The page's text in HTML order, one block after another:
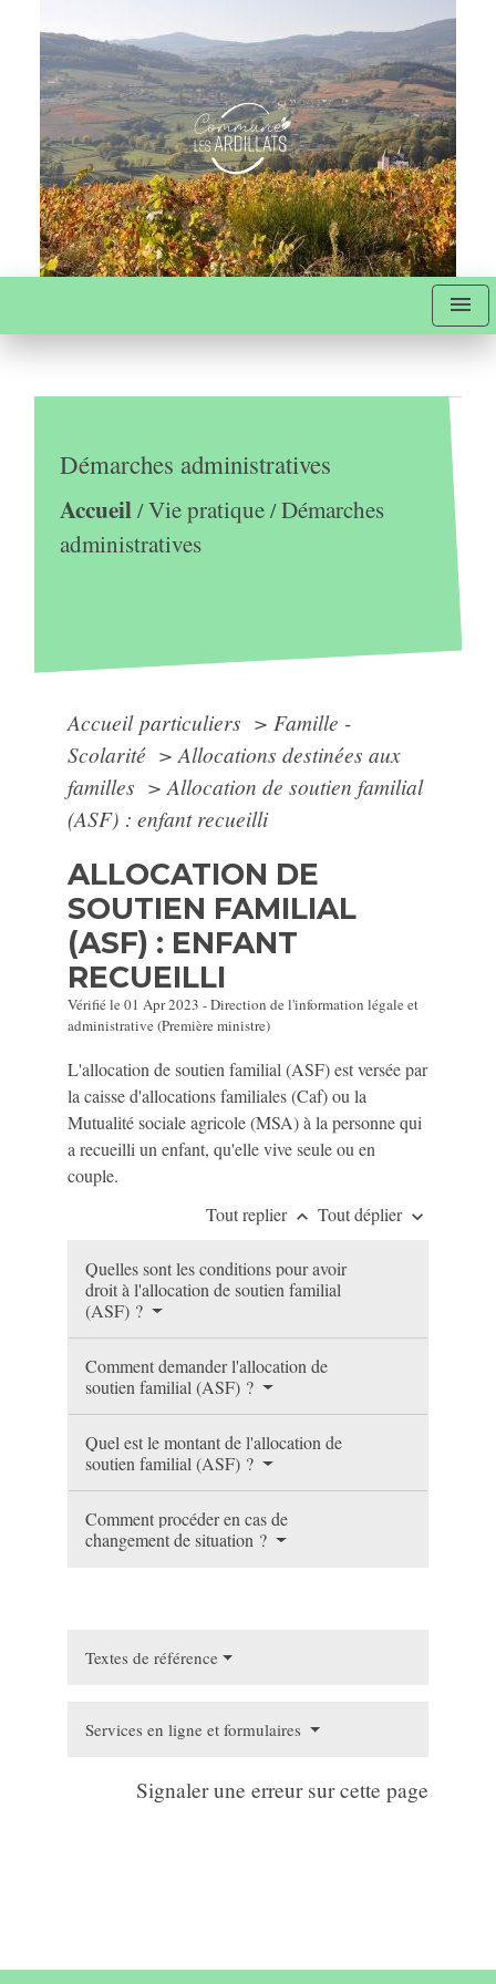
menu
Démarches administratives
Accueil/Vie pratique/Démarches
administratives
Accueil particuliers > Famille -
Scolarité > Allocations destinées aux
familles > Allocation de soutien familial
(ASF) : enfant recueilli
ALLOCATION DE
SOUTIEN FAMILIAL
(ASF) : ENFANT
RECUEILLI
Vérifié le 01 Apr 2023 - Direction de l'information légale et
administrative (Première ministre)
L'allocation de soutien familial (ASF) est versée par
la caisse d'allocations familiales (Caf) ou la
Mutualité sociale agricole (MSA) à la personne qui
a recueilli un enfant, qu'elle vive seule ou en
couple.
Tout replier keyboard_arrow_up Tout déplier keyboard_arrow_down
Quelles sont les conditions pour avoir
droit à l'allocation de soutien familial
(ASF) ?
Comment demander l'allocation de
soutien familial (ASF) ?
Quel est le montant de l'allocation de
soutien familial (ASF) ?
Comment procéder en cas de
changement de situation ?
Textes de référence
Services en ligne et formulaires
Signaler une erreur sur cette page